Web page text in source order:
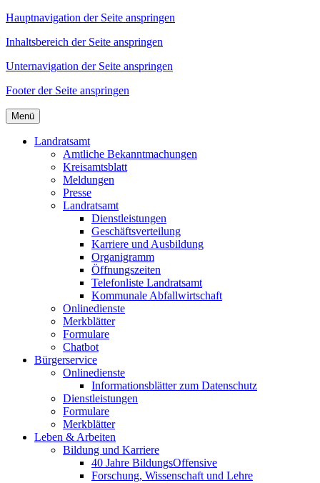
Hauptnavigation der Seite anspringen
Inhaltsbereich der Seite anspringen
Unternavigation der Seite anspringen
Footer der Seite anspringen
Menü
Landratsamt
Amtliche Bekanntmachungen
Kreisamtsblatt
Meldungen
Presse
Landratsamt
Dienstleistungen
Geschäftsverteilung
Karriere und Ausbildung
Organigramm
Öffnungszeiten
Telefonliste Landratsamt
Kommunale Abfallwirtschaft
Onlinedienste
Merkblätter
Formulare
Chatbot
Bürgerservice
Onlinedienste
Informationsblätter zum Datenschutz
Dienstleistungen
Formulare
Merkblätter
Leben & Arbeiten
Bildung und Karriere
40 Jahre BildungsOffensive
Forschung, Wissenschaft und Lehre